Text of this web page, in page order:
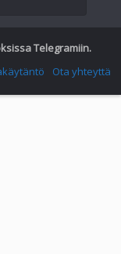
Telegramiin.
Ota yhteyttä